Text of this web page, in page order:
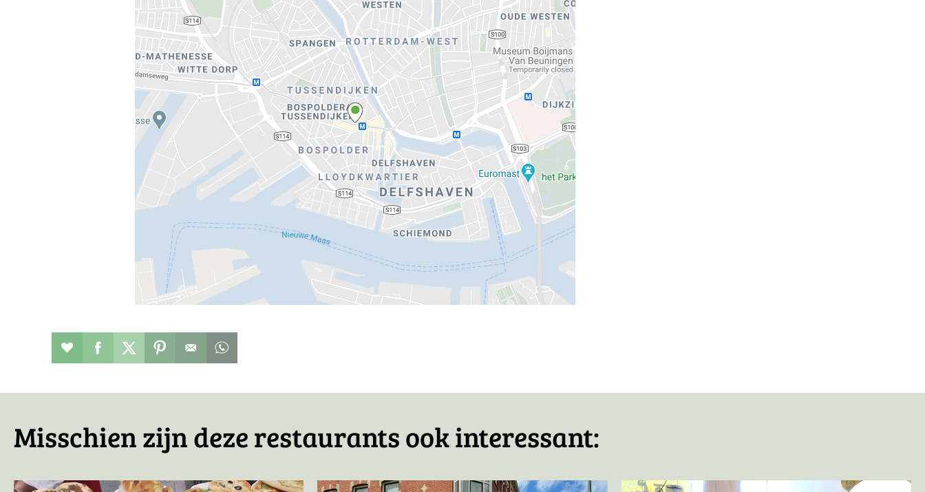
Restaurant toevoegen aan favorieten
Deel dit op facebook
Deel dit op twitter
Deel dit op pinterest
Misschien zijn deze restaurants ook interessant: